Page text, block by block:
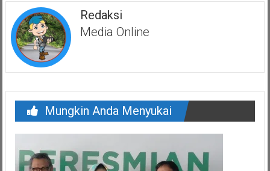
Redaksi
Media Online
Mungkin Anda Menyukai